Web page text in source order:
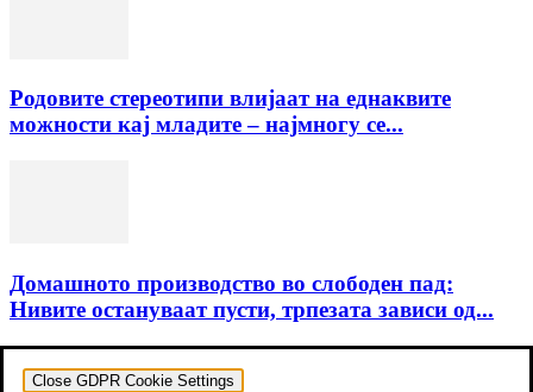
Родовите стереотипи влијаат на еднаквите
можности кај младите – најмногу се...
Домашното производство во слободен пад:
Нивите остануваат пусти, трпезата зависи од...
Close GDPR Cookie Settings